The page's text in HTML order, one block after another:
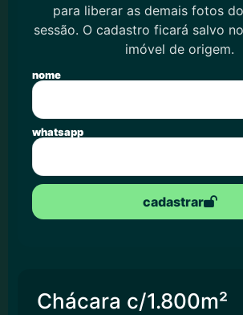
para liberar as demais fotos
sessão. O cadastro ficará salvo
imóvel de origem.
nome
whatsapp
cadastrar
Chácara c/1.800m²